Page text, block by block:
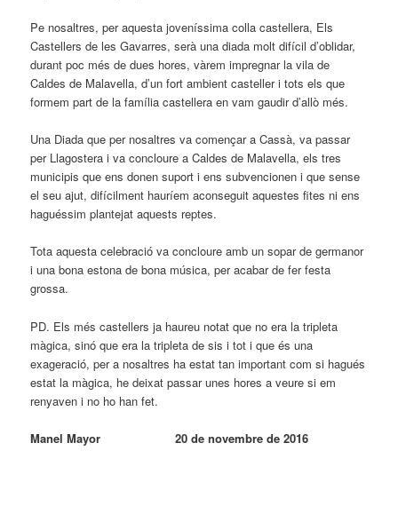
Pe nosaltres, per aquesta joveníssima colla castellera, Els
Castellers de les Gavarres, serà una diada molt difícil d’oblidar,
durant poc més de dues hores, vàrem impregnar la vila de
Caldes de Malavella, d’un fort ambient casteller i tots els que
formem part de la família castellera en vam gaudir d’allò més.
Una Diada que per nosaltres va començar a Cassà, va passar
per Llagostera i va concloure a Caldes de Malavella, els tres
municipis que ens donen suport i ens subvencionen i que sense
el seu ajut, difícilment hauríem aconseguit aquestes fites ni ens
haguéssim plantejat aquests reptes.
Tota aquesta celebració va concloure amb un sopar de germanor
i una bona estona de bona música, per acabar de fer festa
grossa.
PD. Els més castellers ja haureu notat que no era la tripleta
màgica, sinó que era la tripleta de sis i tot i que és una
exageració, per a nosaltres ha estat tan important com si hagués
estat la màgica, he deixat passar unes hores a veure si em
renyaven i no ho han fet.
Manel Mayor 20 de novembre de 2016